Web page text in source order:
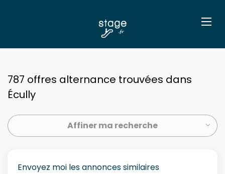
787 offres alternance trouvées dans
Écully
Affiner ma recherche
Envoyez moi les annonces similaires